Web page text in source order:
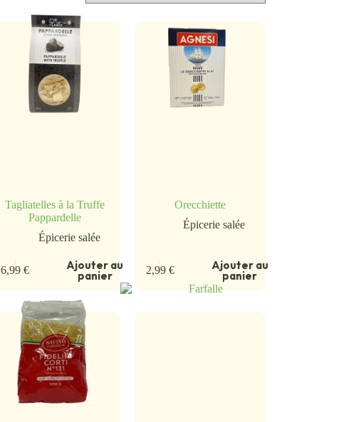
Tagliatelles à la Truffe
Pappardelle
Épicerie salée
6,99€ Ajouter au
panier
Orecchiette
Épicerie salée
2,99 € Ajouter au
panier